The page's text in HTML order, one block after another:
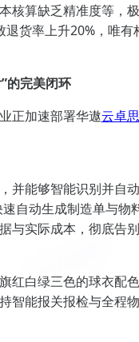
核算缺乏精准度等，
货率上升20%，唯
的完美闭环
正加速部署华遨云卓
能够智能识别并自
自动生成制造单与物
实际成本，彻底告别
白绿三色的球衣配
智能报关报检与全程